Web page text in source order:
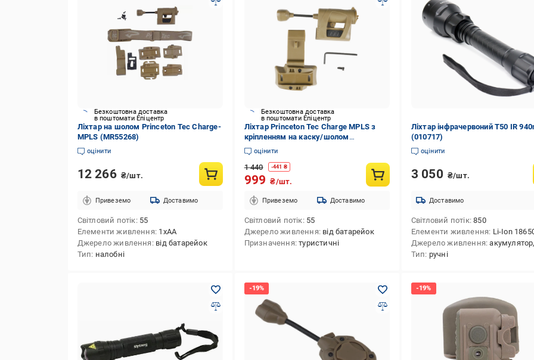
Безкоштовна доставка
в поштомати Епіцентр
Ліхтар на шолом Princeton Tec Charge-
MPLS (MR55268)
оцінити
12 266 ₴/шт.
Привеземо Доставимо
Світловий потік 55
Елементи живлення 1xAA
Джерело живлення від батарейок
Тип налобні
Безкоштовна доставка
в поштомати Епіцентр
Ліхтар Princeton Tec Charge MPLS з
кріпленням на каску/шолом
військовий
оцінити
1 440 -441 ₴
999 ₴/шт.
Привеземо Доставимо
Світловий потік 55
Джерело живлення від батарейок
Призначення туристичні
Ліхтар інфрачервоний T50 IR
(010717)
оцінити
3 050 ₴/шт.
Доставимо
Світловий потік 850
Елементи живлення Li-Ion
Джерело живлення
Тип ручні